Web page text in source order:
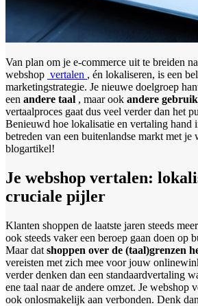
Van plan om je e-commerce uit te breiden
webshop vertalen , én lokaliseren, is een
marketingstrategie. Je nieuwe doelgroep
een andere taal , maar ook andere
vertaalproces gaat dus veel verder dan het
Benieuwd hoe lokalisatie en vertaling hand
betreden van een buitenlandse markt met je
blogartikel!
Je webshop vertalen:
cruciale pijler
Klanten shoppen de laatste jaren steeds
ook steeds vaker een beroep gaan doen op
Maar dat shoppen over de (taal)grenzen
vereisten met zich mee voor jouw
verder denken dan een standaardvertaling
ene taal naar de andere omzet. Je webshop
ook onlosmakelijk aan verbonden. Denk